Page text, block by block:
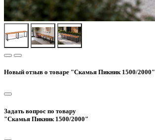
Новый отзыв о товаре "Скамья Пикник 1500/2000"
Задать вопрос по товару
"Скамья Пикник 1500/2000"